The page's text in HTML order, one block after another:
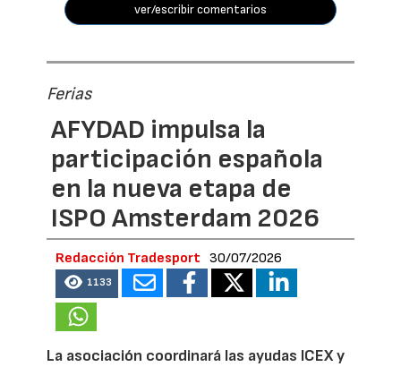
ver/escribir comentarios
Ferias
AFYDAD impulsa la
participación española
en la nueva etapa de
ISPO Amsterdam 2026
Redacción Tradesport 30/07/2026
1133
La asociación coordinará las ayudas ICEX y